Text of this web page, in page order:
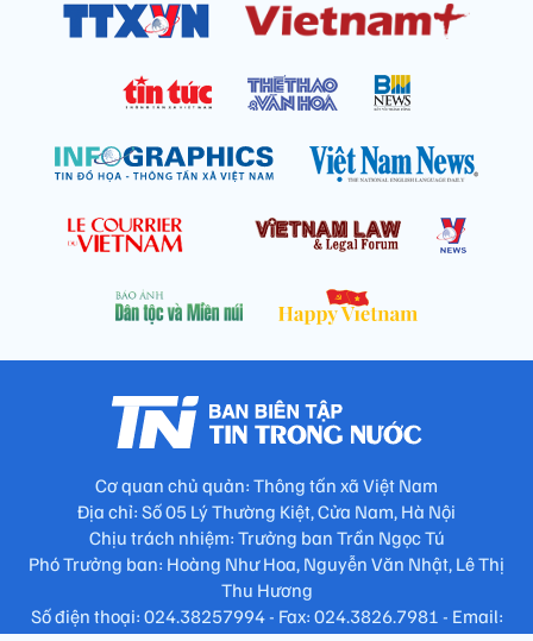
Cơ quan chủ quản: Thông tấn xã Việt Nam
Địa chỉ: Số 05 Lý Thường Kiệt, Cửa Nam, Hà Nội
Chịu trách nhiệm: Trưởng ban Trần Ngọc Tú
Phó Trưởng ban: Hoàng Như Hoa, Nguyễn Văn Nhật, Lê Thị
Thu Hương
Số điện thoại: 024.38257994 - Fax: 024.3826.7981 - Email: